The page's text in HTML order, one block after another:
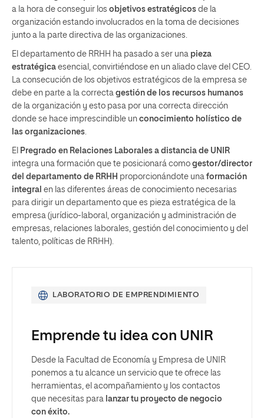
a la hora de conseguir los objetivos estratégicos de la
organización estando involucrados en la toma de decisiones
junto a la parte directiva de las organizaciones.
El departamento de RRHH ha pasado a ser una pieza
estratégica esencial, convirtiéndose en un aliado clave del CEO.
La consecución de los objetivos estratégicos de la empresa se
debe en parte a la correcta gestión de los recursos humanos
de la organización y esto pasa por una correcta dirección
donde se hace imprescindible un conocimiento holístico de
las organizaciones.
El Pregrado en Relaciones Laborales a distancia de UNIR
integra una formación que te posicionará como gestor/director
del departamento de RRHH proporcionándote una formación
integral en las diferentes áreas de conocimiento necesarias
para dirigir un departamento que es pieza estratégica de la
empresa (jurídico-laboral, organización y administración de
empresas, relaciones laborales, gestión del conocimiento y del
talento, políticas de RRHH).
LABORATORIO DE EMPRENDIMIENTO
Emprende tu idea con UNIR
Desde la Facultad de Economía y Empresa de UNIR
ponemos a tu alcance un servicio que te ofrece las
herramientas, el acompañamiento y los contactos
que necesitas para lanzar tu proyecto de negocio
con éxito.